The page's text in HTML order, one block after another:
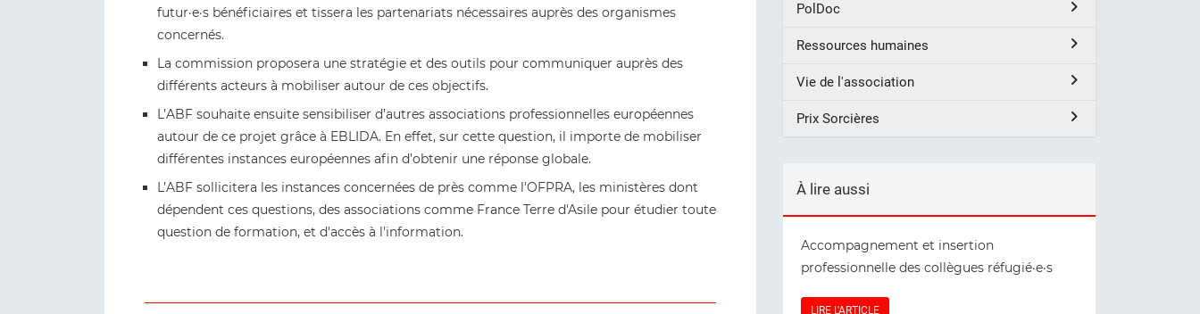
futur·e·s bénéficiaires et tissera les partenariats nécessaires auprès des organismes
concernés.
La commission proposera une stratégie et des outils pour communiquer auprès des
différents acteurs à mobiliser autour de ces objectifs.
L’ABF souhaite ensuite sensibiliser d’autres associations professionnelles européennes
autour de ce projet grâce à EBLIDA. En effet, sur cette question, il importe de mobiliser
différentes instances européennes afin d’obtenir une réponse globale.
L’ABF sollicitera les instances concernées de près comme l'OFPRA, les ministères dont
dépendent ces questions, des associations comme France Terre d'Asile pour étudier toute
question de formation, et d'accès à l'information.
PolDoc
Ressources humaines
Vie de l'association
Prix Sorcières
À lire aussi
Accompagnement et insertion
professionnelle des collègues réfugié·e·s
LIRE L'ARTICLE